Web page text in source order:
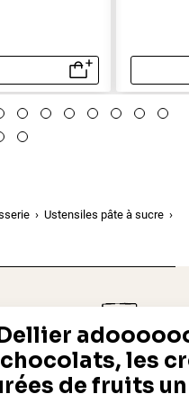
Ustensiles pâte à sucre
Livraison rapide 24/48h
Offerte dès 69 € en point